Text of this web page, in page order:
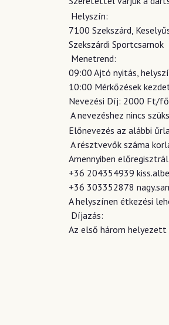
Helyszín:
7100 Szekszárd,
Szekszárdi Sportcsarnok
Menetrend:
09:00 Ajtó nyitás,
10:00 Mérkőzések
Nevezési Díj: 2000 Ft/fő
A nevezéshez nincs
Előnevezés az alábbi
A résztvevők száma
Amennyiben
+36 204354939
+36 303352878
A helyszínen étkezési
Díjazás:
Az első három helyezett